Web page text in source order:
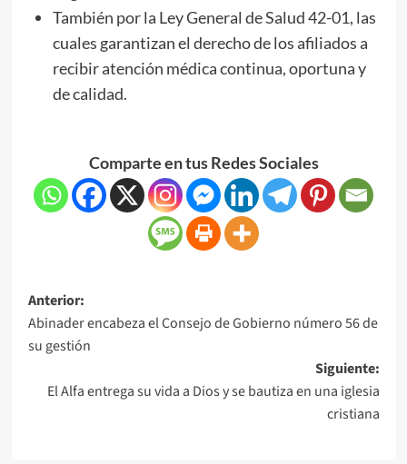
También por la Ley General de Salud 42-01, las
cuales garantizan el derecho de los afiliados a
recibir atención médica continua, oportuna y
de calidad.
Comparte en tus Redes Sociales
Anterior:
Abinader encabeza el Consejo de Gobierno número 56 de
su gestión
Siguiente:
El Alfa entrega su vida a Dios y se bautiza en una iglesia
cristiana